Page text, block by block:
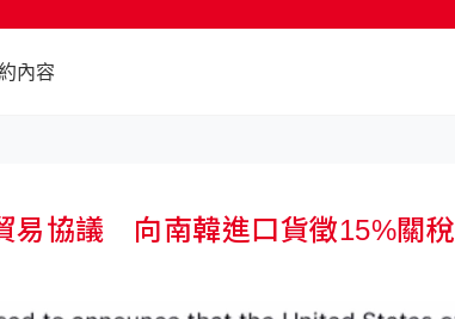
內容
易協議 向南韓進口貨徵15%關稅